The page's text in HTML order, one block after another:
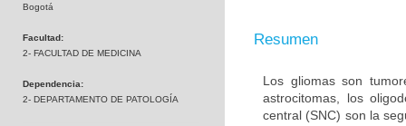
Bogotá
Facultad:
2- FACULTAD DE MEDICINA
Dependencia:
2- DEPARTAMENTO DE PATOLOGÍA
Resumen
Los gliomas son
astrocitomas, los
central (SNC) son la